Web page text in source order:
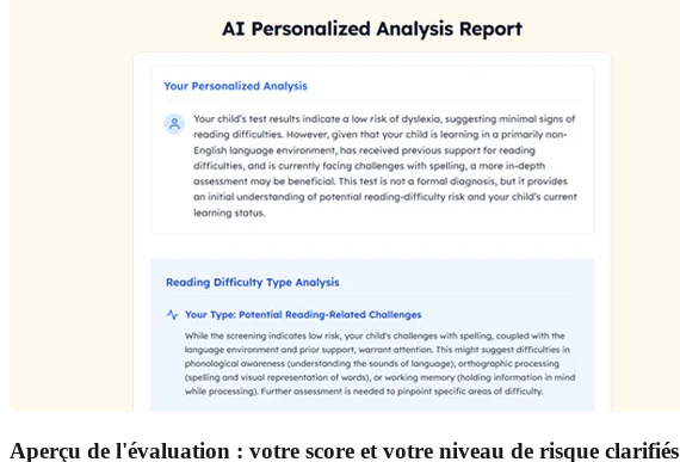
Aperçu de l'évaluation : votre score et votre niveau de risque clarifiés